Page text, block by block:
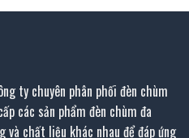
ty chuyên phân phối đèn chùm
các sản phẩm đèn chùm đa
và chất liệu khác nhau để đáp ứng